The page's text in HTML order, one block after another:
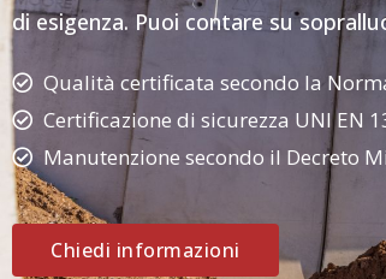
di esigenza. Puoi contare su
Qualità certificata secondo la
Certificazione di sicurezza UNI EN
Manutenzione secondo il Decreto
Chiedi informazioni